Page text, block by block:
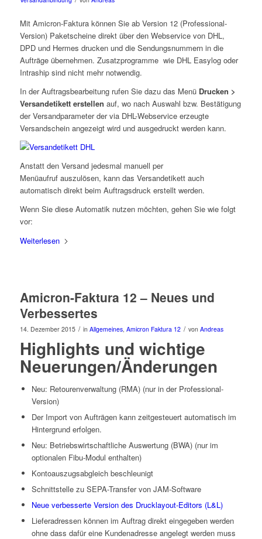
Mit Amicron-Faktura können Sie ab Version 12 (Professional-
Version) Paketscheine direkt über den Webservice von DHL,
DPD und Hermes drucken und die Sendungsnummern in die
Aufträge übernehmen. Zusatzprogramme wie DHL Easylog oder
Intraship sind nicht mehr notwendig.
In der Auftragsbearbeitung rufen Sie dazu das Menü Drucken >
Versandetikett erstellen auf, wo nach Auswahl bzw. Bestätigung
der Versandparameter der via DHL-Webservice erzeugte
Versandschein angezeigt wird und ausgedruckt werden kann.
Anstatt den Versand jedesmal manuell per
Menüaufruf auszulösen, kann das Versandetikett auch
automatisch direkt beim Auftragsdruck erstellt werden.
Wenn Sie diese Automatik nutzen möchten, gehen Sie wie folgt
vor:
Weiterlesen
Amicron-Faktura 12 – Neues und
Verbessertes
14. Dezember 2015 / in Allgemeines, Amicron Faktura 12 / von Andreas
Highlights und wichtige
Neuerungen/Änderungen
Neu: Retourenverwaltung (RMA) (nur in der Professional-
Version)
Der Import von Aufträgen kann zeitgesteuert automatisch im
Hintergrund erfolgen.
Neu: Betriebswirtschaftliche Auswertung (BWA) (nur im
optionalen Fibu-Modul enthalten)
Kontoauszugsabgleich beschleunigt
Schnittstelle zu SEPA-Transfer von JAM-Software
Neue verbesserte Version des Drucklayout-Editors (L&L)
Lieferadressen können im Auftrag direkt eingegeben werden
ohne dass dafür eine Kundenadresse angelegt werden muss